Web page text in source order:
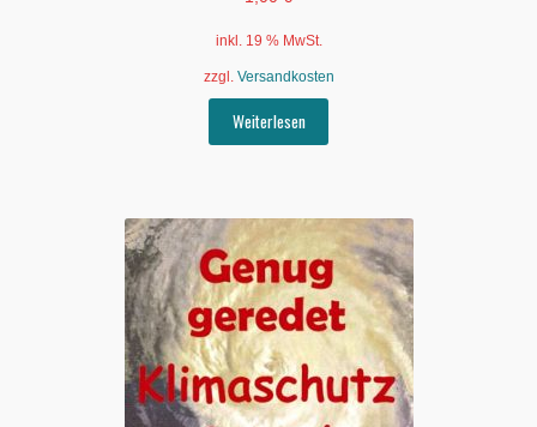
inkl. 19 % MwSt.
zzgl. Versandkosten
Weiterlesen